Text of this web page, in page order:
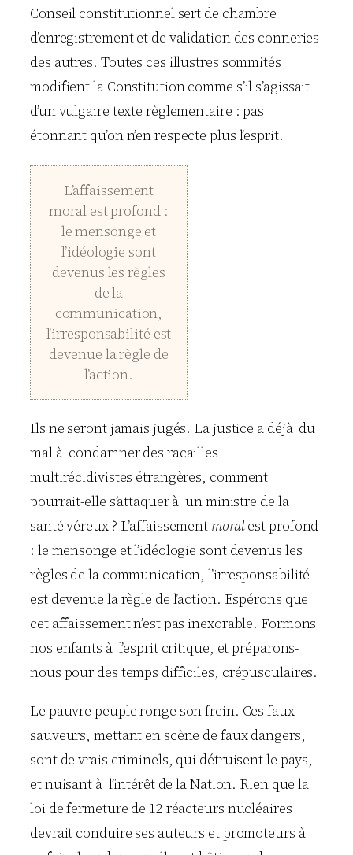
Conseil constitutionnel sert de chambre
d’enregistrement et de validation des conneries
des autres. Toutes ces illustres sommités
modifient la Constitution comme s’il s’agissait
d’un vulgaire texte règlementaire : pas
étonnant qu’on n’en respecte plus l’esprit.
L’affaissement
moral est profond :
le mensonge et
l’idéologie sont
devenus les règles
de la
communication,
l’irresponsabilité est
devenue la règle de
l’action.
Ils ne seront jamais jugés. La justice a déjà du
mal à condamner des racailles
multirécidivistes étrangères, comment
pourrait-elle s’attaquer à un ministre de la
santé véreux ? L’affaissement moralest profond
: le mensonge et l’idéologie sont devenus les
règles de la communication, l’irresponsabilité
est devenue la règle de l’action. Espérons que
cet affaissement n’est pas inexorable. Formons
nos enfants à l’esprit critique, et préparons-
nous pour des temps difficiles, crépusculaires.
Le pauvre peuple ronge son frein. Ces faux
sauveurs, mettant en scène de faux dangers,
sont de vrais criminels, qui détruisent le pays,
et nuisant à l’intérêt de la Nation. Rien que la
loi de fermeture de 12 réacteurs nucléaires
devrait conduire ses auteurs et promoteurs à